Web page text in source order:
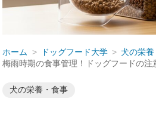
ホーム ドッグフード大学
犬の栄
梅雨時期の食事管理！ドッグフードの注
犬の栄養・食事